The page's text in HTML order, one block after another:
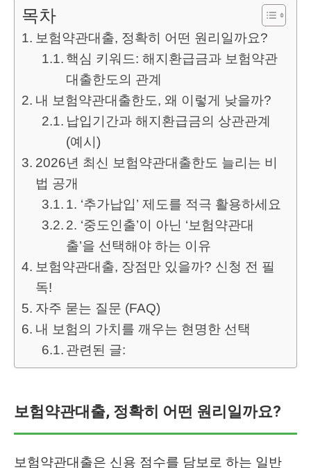
목차
보험약관대출, 정확히 어떤 원리일까요?
핵심 키워드: 해지환급금과 보험약관
대출한도의 관계
내 보험약관대출한도, 왜 이렇게 낮을까?
납입기간과 해지환급금의 상관관계
(예시)
2026년 최신 보험약관대출한도 늘리는 비
법 공개
1. ‘추가납입’ 제도를 적극 활용하세요
2. ‘중도인출’이 아닌 ‘보험약관대
출’을 선택해야 하는 이유
보험약관대출, 장점만 있을까? 신청 전 필
독!
자주 묻는 질문 (FAQ)
내 보험의 가치를 깨우는 현명한 선택
관련된 글:
보험약관대출, 정확히 어떤 원리일까요?
보험약관대출은 신용 점수를 담보로 하는 일반